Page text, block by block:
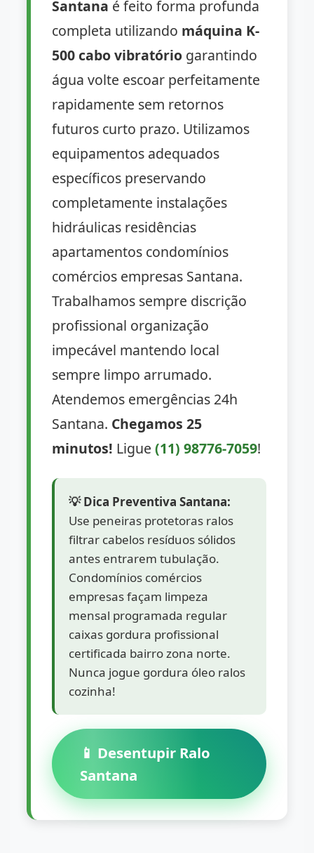
Santana é feito forma profunda
completa utilizando máquina K-
500 cabo vibratório garantindo
água volte escoar perfeitamente
rapidamente sem retornos
futuros curto prazo. Utilizamos
equipamentos adequados
específicos preservando
completamente instalações
hidráulicas residências
apartamentos condomínios
comércios empresas Santana.
Trabalhamos sempre discrição
profissional organização
impecável mantendo local
sempre limpo arrumado.
Atendemos emergências 24h
Santana. Chegamos 25
minutos! Ligue(11) 98776-7059!
💡 Dica Preventiva Santana:
Use peneiras protetoras ralos
filtrar cabelos resíduos sólidos
antes entrarem tubulação.
Condomínios comércios
empresas façam limpeza
mensal programada regular
caixas gordura profissional
certificada bairro zona norte.
Nunca jogue gordura óleo ralos
cozinha!
📱 Desentupir Ralo
Santana